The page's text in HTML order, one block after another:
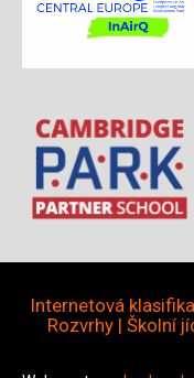
Internetová
Rozvrhy | Školní